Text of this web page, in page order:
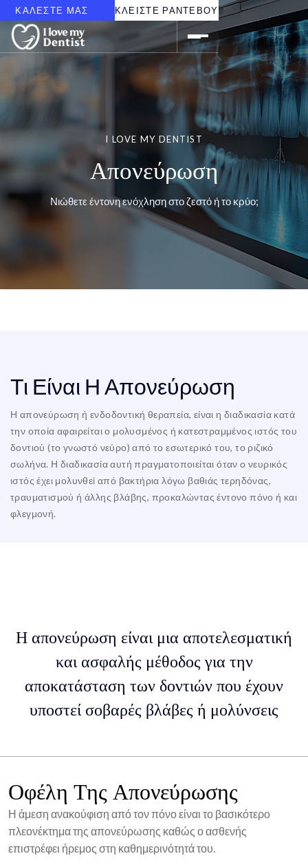
ΚΑΛΕΣΤΕ ΜΑΣ ΚΛΕΙΣΤΕ ΡΑΝΤΕΒΟΥ
I LOVE MY DENTIST
Απονεύρωση
Νιώθετε έντονη ενόχληση στο ζεστό ή το κρύο;
Τι Είναι Η Απονεύρωση
Η απονεύρωση ή ενδοδοντική θεραπεία, είναι η διαδικασία κατά
την οποία αφαιρείται ο μολυσμένος ή κατεστραμμένος ιστός του
δοντιού (το γνωστό νεύρο) από το εσωτερικό του, το ριζικό
σωλήνα. Η διαδικασία αυτή πραγματοποιείται όταν ο νευρικός
ιστός έχει μολυνθεί από βακτήρια λόγω βαθιάς τερηδόνας,
τραυματισμού ή άλλης βλάβης, προκαλώντας έντονο πόνο ή και
φλεγμονή.
Η απονεύρωση είναι μια αποτελεσματική
και ασφαλής μέθοδος για την
αποκατάσταση των δοντιών που έχουν
υποστεί σοβαρές βλάβες ή μολύνσεις
Οφέλη Της Απονεύρωσης
Η άμεση ανακούφιση από τον πόνο είναι το βασικότερο
πλεονέκτημα της απονεύρωσης καθώς ο ασθενής
επιστρέφει ήρεμος στη καθημερινότητά του.